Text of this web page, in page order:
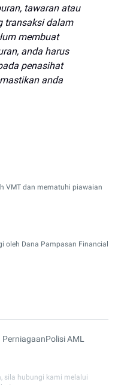
tawaran atau
transaksi dalam
membuat
anda harus
penasihat
anda
VMT dan mematuhi piawaian
oleh Dana Pampasan Financial
PerniagaanPolisi AML
sila hubungi kami melalui